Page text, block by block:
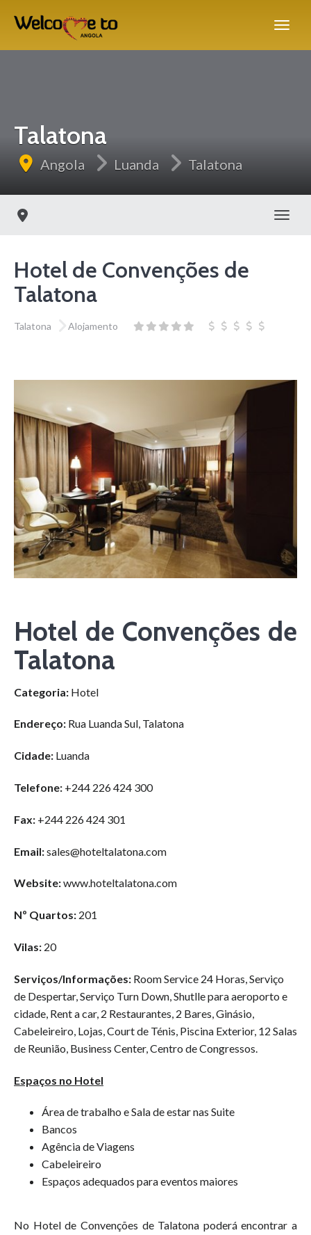
Talatona
Angola Luanda Talatona
Hotel de Convenções de
Talatona
Talatona Alojamento
Hotel de Convenções de
Talatona
Categoria: Hotel
Endereço: Rua Luanda Sul, Talatona
Cidade: Luanda
Telefone: +244 226 424 300
Fax: +244 226 424 301
Email:sales@hoteltalatona.com
Website:www.hoteltalatona.com
Nº Quartos: 201
Vilas: 20
Serviços/Informações: Room Service 24 Horas, Serviço
de Despertar, Serviço Turn Down, Shutlle para aeroporto e
cidade, Rent a car, 2 Restaurantes, 2 Bares, Ginásio,
Cabeleireiro, Lojas, Court de Ténis, Piscina Exterior, 12 Salas
de Reunião, Business Center, Centro de Congressos.
Espaços no Hotel
Área de trabalho e Sala de estar nas Suite
Bancos
Agência de Viagens
Cabeleireiro
Espaços adequados para eventos maiores
No Hotel de Convenções de Talatona poderá encontrar a